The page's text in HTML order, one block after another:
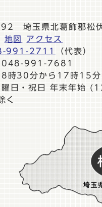
埼玉県北葛飾郡松
地図
アクセス
991-2711
（代表）
048-991-7681
8時30分から17時15分
曜日・祝日 年末年始
く